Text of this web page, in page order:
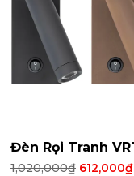
Đèn Rọi Tranh
1,020,000₫ 612,000₫